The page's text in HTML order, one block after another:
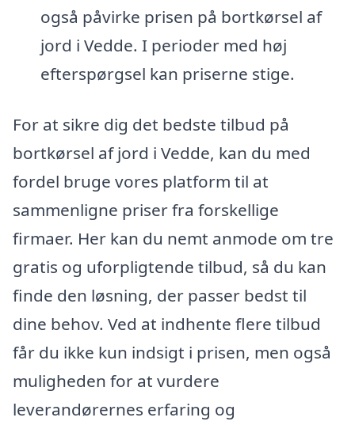
også påvirke prisen på bortkørsel af
jord i Vedde. I perioder med høj
efterspørgsel kan priserne stige.
For at sikre dig det bedste tilbud på
bortkørsel af jord i Vedde, kan du med
fordel bruge vores platform til at
sammenligne priser fra forskellige
firmaer. Her kan du nemt anmode om tre
gratis og uforpligtende tilbud, så du kan
finde den løsning, der passer bedst til
dine behov. Ved at indhente flere tilbud
får du ikke kun indsigt i prisen, men også
muligheden for at vurdere
leverandørernes erfaring og